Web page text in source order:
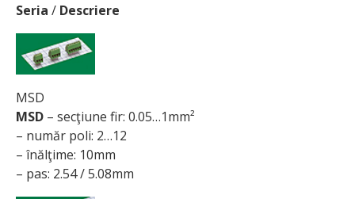
Seria / Descriere
MSD
MSD – secţiune fir: 0.05…1mm²
– număr poli: 2…12
– înălţime: 10mm
– pas: 2.54 / 5.08mm